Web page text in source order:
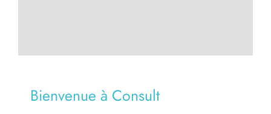
Bienvenue à Consult